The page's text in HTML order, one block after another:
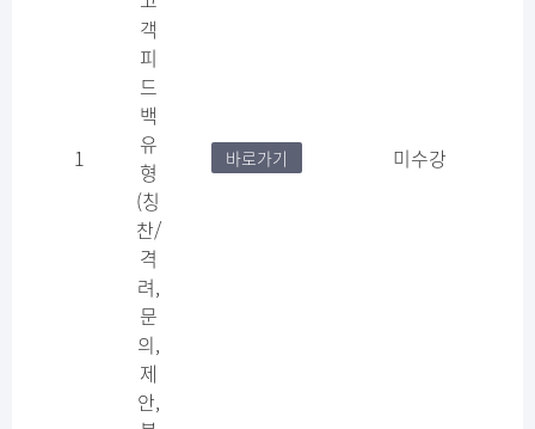
1
객
피
드
백
유
형
(칭
찬/
격
려,
문
의,
제
안,
바로가기 미수강